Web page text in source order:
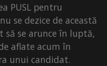
PUSL pentru
se dezice de această
să se arunce în luptă,
aflate acum în
unui candidat.